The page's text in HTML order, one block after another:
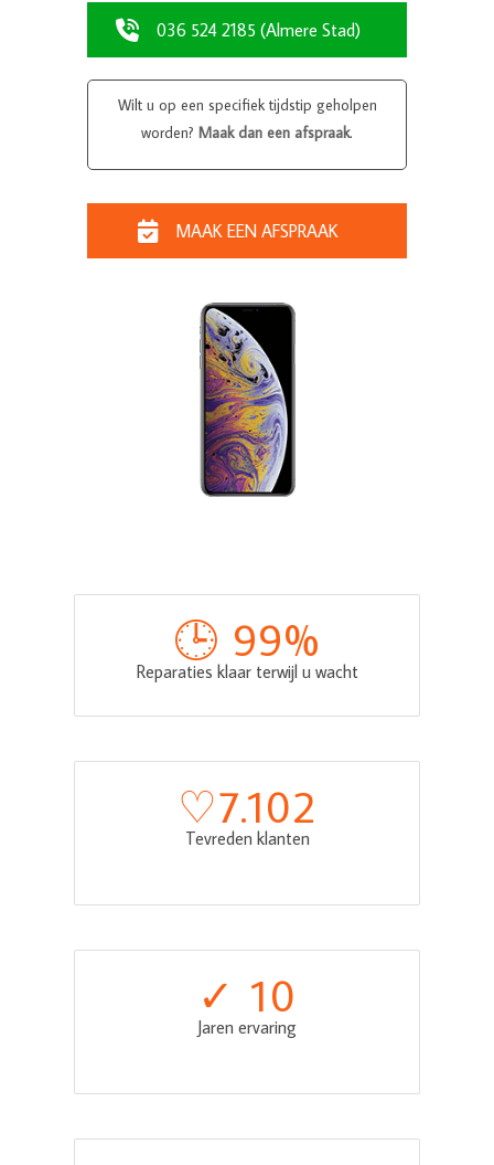
036 524 2185 (Almere Stad)
Wilt u op een specifiek tijdstip geholpen
worden? Maak dan een afspraak.
MAAK EEN AFSPRAAK
🕒 99%
Reparaties klaar terwijl u wacht
♡7.102
Tevreden klanten
✓ 10
Jaren ervaring